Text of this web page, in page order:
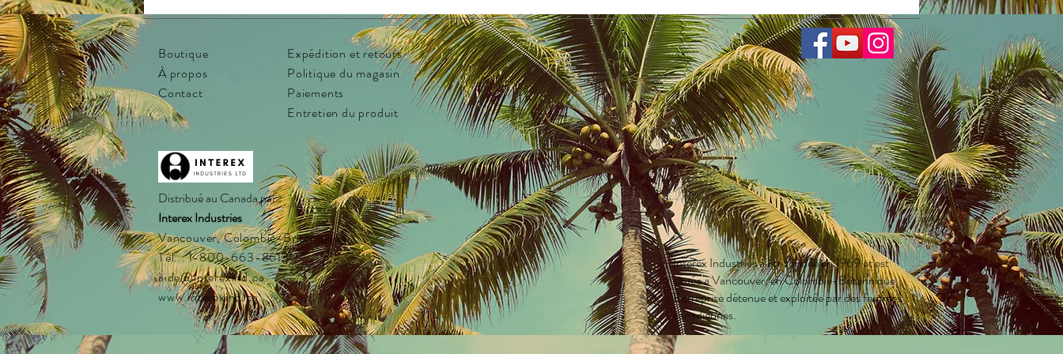
Bras noirs brillants
Logos K argentés
Verres fumés polarisés
Protection UV400
Verres résistants aux chocs approuvés par
la FDA avec logo gravé au laser
Pochette de protection incluse
OBSIDIENNE DE PASO ROBLES
KROSK3353
Interex Industries a été fondée en 1969 et est
située à Vancouver, en Colombie-Britannique.
Entreprise détenue et exploitée par des femmes
canadiennes.
Boutique
À propos
Contact
Expédition et retours
Politique du magasin
Paiements
Entretien du produit
Distribué au Canada par :
Interex Industries
Vancouver, Colombie-Britannique
Tél. : 1-800-663-8613
aide@interexind.ca
www.interexind.ca